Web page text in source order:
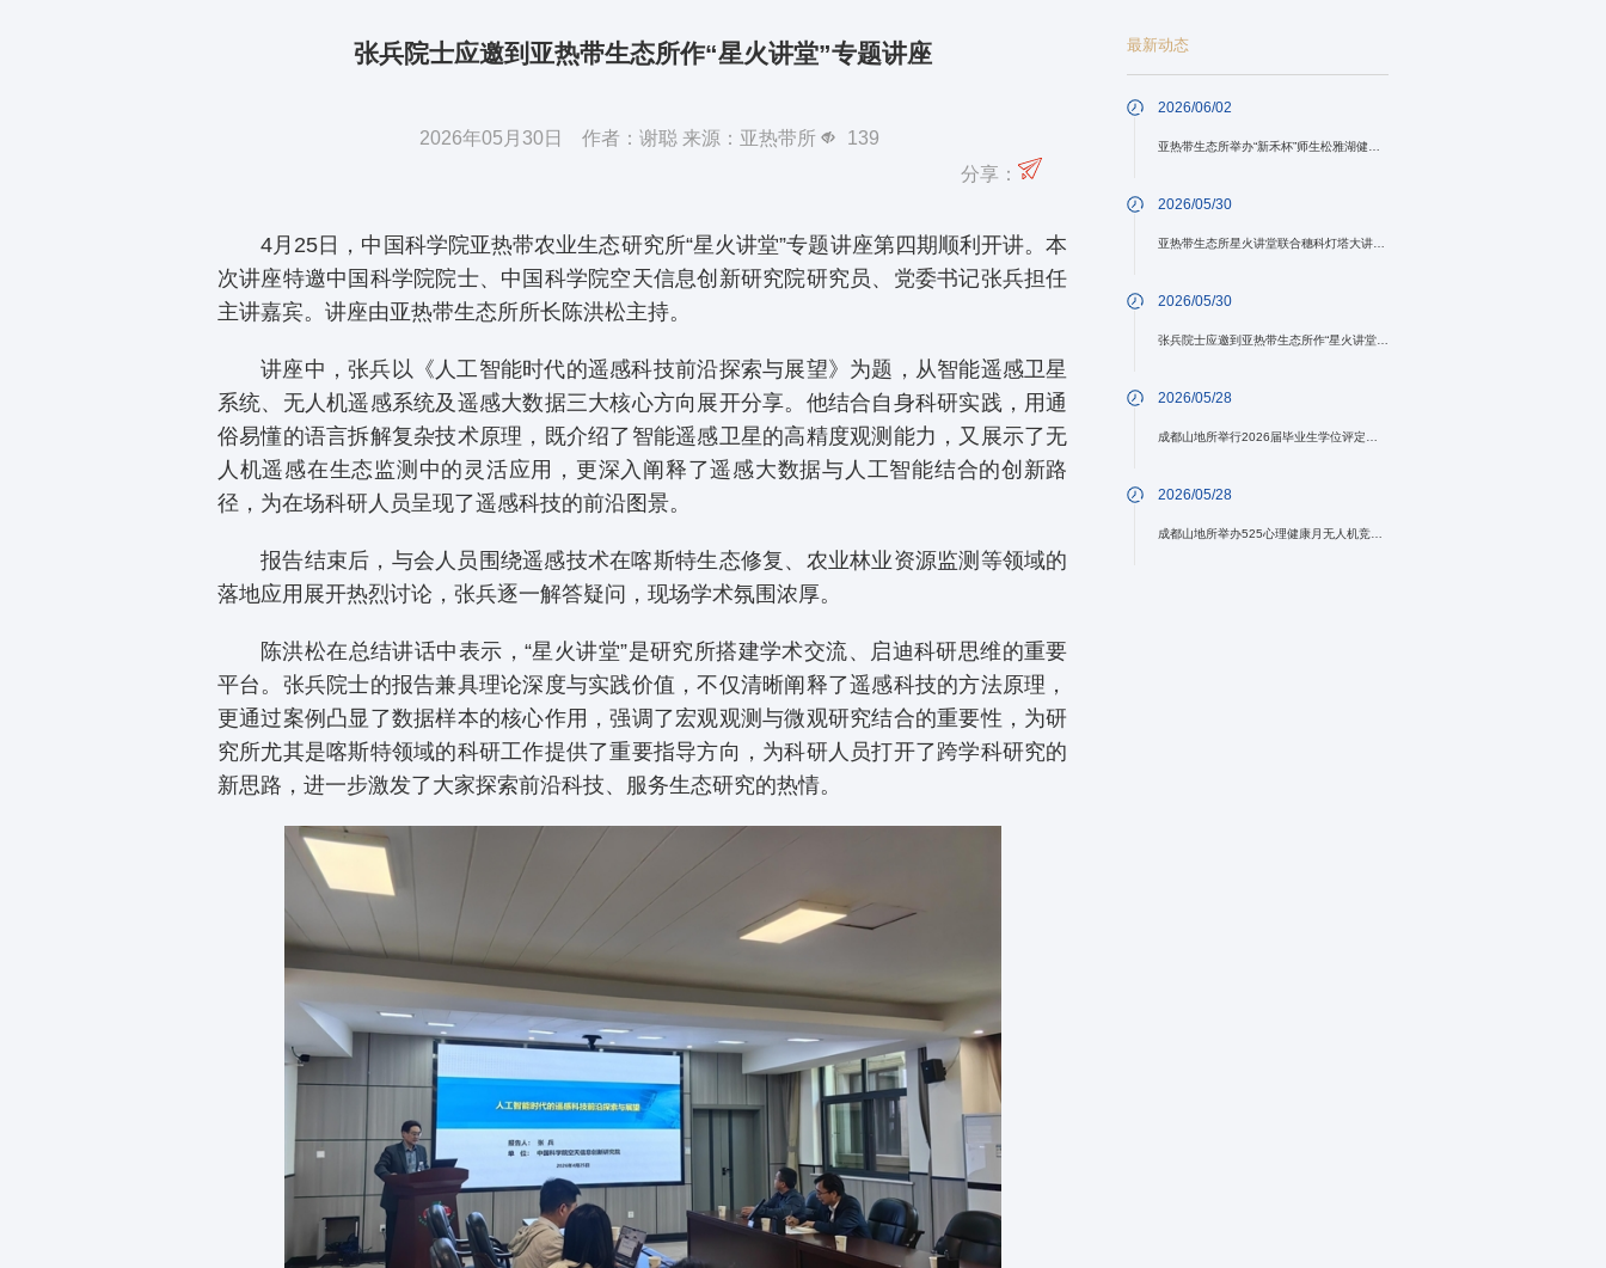
张兵院士应邀到亚热带生态所作“星火讲堂”专题讲座
2026年05月30日 作者：谢聪 来源：亚热带所
139
分享：
4月25日，中国科学院亚热带农业生态研究所“星火讲堂”专题讲座第四期顺利开讲。本
次讲座特邀中国科学院院士、中国科学院空天信息创新研究院研究员、党委书记张兵担任
主讲嘉宾。讲座由亚热带生态所所长陈洪松主持。
讲座中，张兵以《人工智能时代的遥感科技前沿探索与展望》为题，从智能遥感卫星
系统、无人机遥感系统及遥感大数据三大核心方向展开分享。他结合自身科研实践，用通
俗易懂的语言拆解复杂技术原理，既介绍了智能遥感卫星的高精度观测能力，又展示了无
人机遥感在生态监测中的灵活应用，更深入阐释了遥感大数据与人工智能结合的创新路
径，为在场科研人员呈现了遥感科技的前沿图景。
报告结束后，与会人员围绕遥感技术在喀斯特生态修复、农业林业资源监测等领域的
落地应用展开热烈讨论，张兵逐一解答疑问，现场学术氛围浓厚。
陈洪松在总结讲话中表示，“星火讲堂”是研究所搭建学术交流、启迪科研思维的重要
平台。张兵院士的报告兼具理论深度与实践价值，不仅清晰阐释了遥感科技的方法原理，
更通过案例凸显了数据样本的核心作用，强调了宏观观测与微观研究结合的重要性，为研
究所尤其是喀斯特领域的科研工作提供了重要指导方向，为科研人员打开了跨学科研究的
新思路，进一步激发了大家探索前沿科技、服务生态研究的热情。
最新动态
2026/06/02
亚热带生态所举办“新禾杯”师生松雅湖健行活动
2026/05/30
亚热带生态所星火讲堂联合穗科灯塔大讲堂开展专题讲座
2026/05/30
张兵院士应邀到亚热带生态所作“星火讲堂”专题讲座
2026/05/28
成都山地所举行2026届毕业生学位评定会暨欢送座谈会
2026/05/28
成都山地所举办525心理健康月无人机竞赛活动